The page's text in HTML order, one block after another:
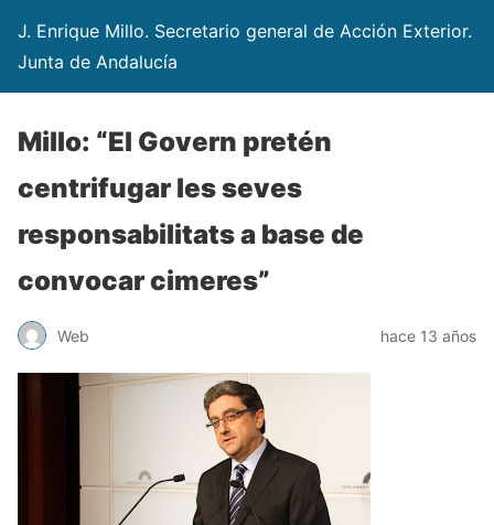
J. Enrique Millo. Secretario general de Acción Exterior.
Junta de Andalucía
Millo: “El Govern pretén
centrifugar les seves
responsabilitats a base de
convocar cimeres”
Web hace 13 años